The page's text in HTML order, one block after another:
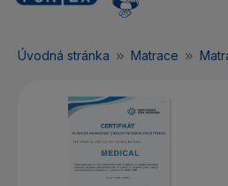
Váš nákupný košík je
Úvodná stránka Matrace